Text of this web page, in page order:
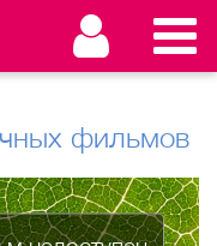
фильмов